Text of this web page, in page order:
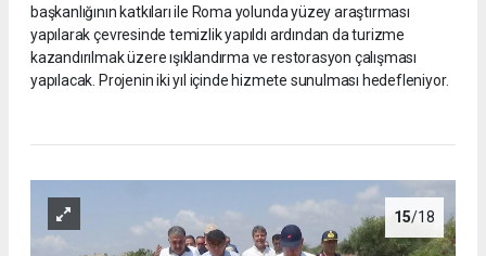
başkanlığının katkıları ile Roma yolunda yüzey araştırması
yapılarak çevresinde temizlik yapıldı ardından da turizme
kazandırılmak üzere ışıklandırma ve restorasyon çalışması
yapılacak. Projenin iki yıl içinde hizmete sunulması hedefleniyor.
15/18